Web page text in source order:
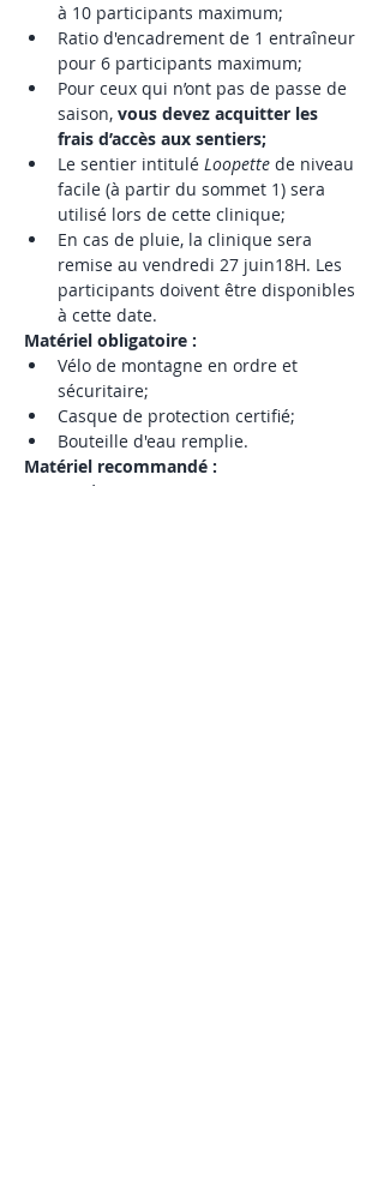
à 10 participants maximum;
Ratio d'encadrement de 1 entraîneur
pour 6 participants maximum;
Pour ceux qui n’ont pas de passe de
saison, vous devez acquitter les
frais d’accès aux sentiers;
Le sentier intitulé Loopette de niveau
facile (à partir du sommet 1) sera
utilisé lors de cette clinique;
En cas de pluie, la clinique sera
remise au vendredi 27 juin18H. Les
participants doivent être disponibles
à cette date.
Matériel obligatoire :
Vélo de montagne en ordre et
sécuritaire;
Casque de protection certifié;
Bouteille d'eau remplie.
Matériel recommandé :
Protège-genoux;